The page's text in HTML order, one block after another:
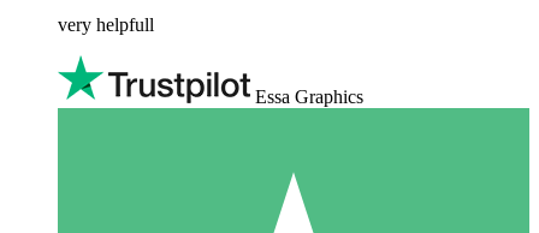
very helpfull
Essa Graphics